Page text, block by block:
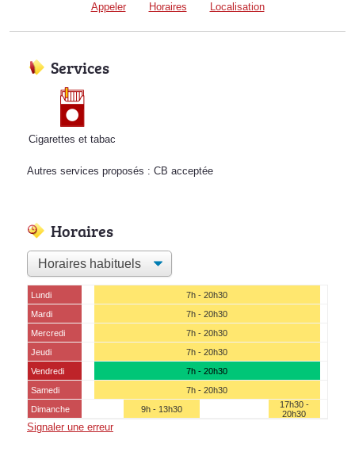
Appeler Horaires Localisation
Services
Cigarettes et tabac
Autres services proposés : CB acceptée
Horaires
Lundi
7h - 20h30
Mardi
7h - 20h30
Mercredi
7h - 20h30
Jeudi
7h - 20h30
Vendredi
7h - 20h30
Samedi
7h - 20h30
Dimanche
9h - 13h30
17h30 -
20h30
Signaler une erreur